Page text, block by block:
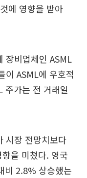
에 영향을 받아
장비업체인 ASML
이 ASML에 우호적
주가는 전 거래일
시장 전망치보다
을 미쳤다. 영국
비 2.8% 상승했는